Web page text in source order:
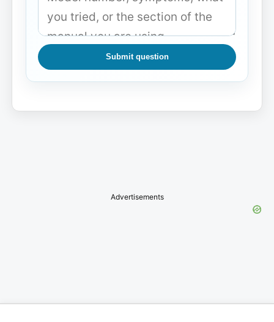
Submit question
Advertisements